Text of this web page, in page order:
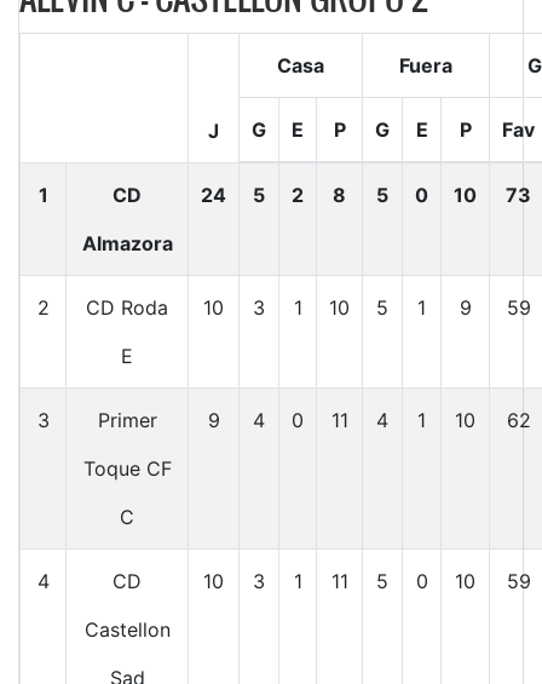
J
Casa Fuera
G E P G E P Fav
1
CD
Almazora
24 5 2 8 5 0 10 73
2
CD Roda
E
10 3 1 10 5 1 9 59
3
Primer
Toque CF
C
9 4 0 11 4 1 10 62
4
CD
Castellon
Sad
10 3 1 11 5 0 10 59